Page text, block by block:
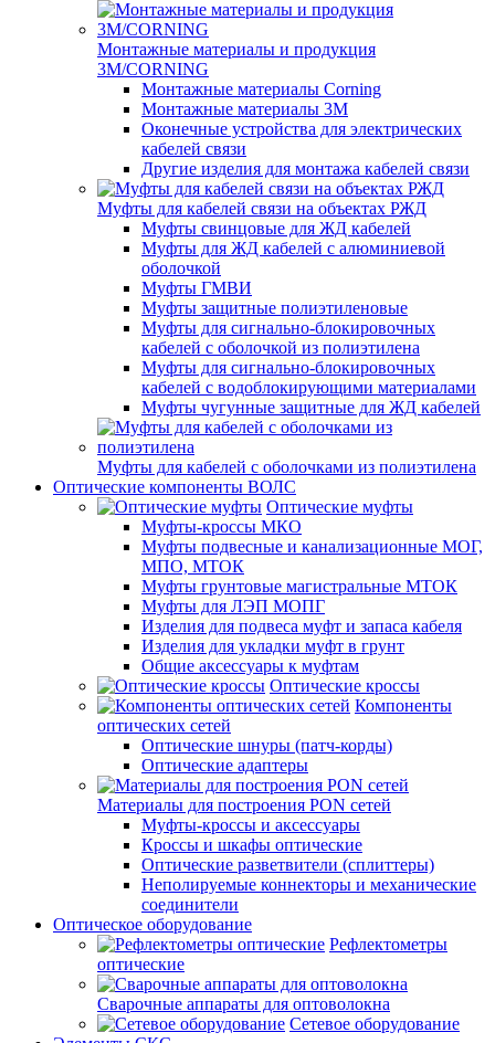
Монтажные материалы и продукция
3M/CORNING
Монтажные материалы Corning
Монтажные материалы 3M
Оконечные устройства для электрических
кабелей связи
Другие изделия для монтажа кабелей связи
Муфты для кабелей связи на объектах РЖД
Муфты свинцовые для ЖД кабелей
Муфты для ЖД кабелей с алюминиевой
оболочкой
Муфты ГМВИ
Муфты защитные полиэтиленовые
Муфты для сигнально-блокировочных
кабелей с оболочкой из полиэтилена
Муфты для сигнально-блокировочных
кабелей с водоблокирующими материалами
Муфты чугунные защитные для ЖД кабелей
Муфты для кабелей с оболочками из полиэтилена
Оптические компоненты ВОЛС
Оптические муфты
Муфты-кроссы МКО
Муфты подвесные и канализационные МОГ,
МПО, МТОК
Муфты грунтовые магистральные МТОК
Муфты для ЛЭП МОПГ
Изделия для подвеса муфт и запаса кабеля
Изделия для укладки муфт в грунт
Общие аксессуары к муфтам
Оптические кроссы
Компоненты
оптических сетей
Оптические шнуры (патч-корды)
Оптические адаптеры
Материалы для построения PON сетей
Муфты-кроссы и аксессуары
Кроссы и шкафы оптические
Оптические разветвители (сплиттеры)
Неполируемые коннекторы и механические
соединители
Оптическое оборудование
Рефлектометры
оптические
Сварочные аппараты для оптоволокна
Сетевое оборудование